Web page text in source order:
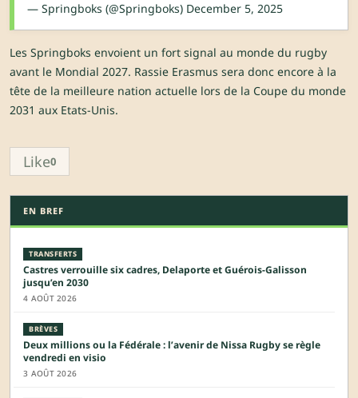
— Springboks (@Springboks) December 5, 2025
Les Springboks envoient un fort signal au monde du rugby
avant le Mondial 2027. Rassie Erasmus sera donc encore à la
tête de la meilleure nation actuelle lors de la Coupe du monde
2031 aux Etats-Unis.
Like0
EN BREF
TRANSFERTS
Castres verrouille six cadres, Delaporte et Guérois-Galisson
jusqu’en 2030
4 AOÛT 2026
BRÈVES
Deux millions ou la Fédérale : l’avenir de Nissa Rugby se règle
vendredi en visio
3 AOÛT 2026